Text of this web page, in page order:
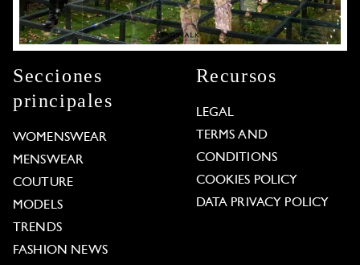
Secciones
principales
WOMENSWEAR
MENSWEAR
COUTURE
MODELS
TRENDS
FASHION NEWS
Recursos
LEGAL
TERMS AND
CONDITIONS
COOKIES POLICY
DATA PRIVACY POLICY